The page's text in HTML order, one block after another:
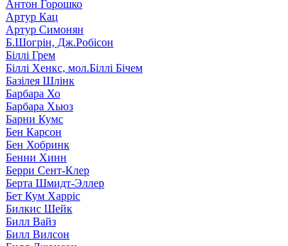
Антон Горошко
Артур Кац
Артур Симонян
Б.Шогрін, Дж.Робісон
Біллі Грем
Біллі Хенкс, мол.Біллі Бічем
Базілея Шлінк
Барбара Хо
Барбара Хьюз
Барни Кумс
Бен Карсон
Бен Хобринк
Бенни Хинн
Берри Сент-Клер
Берта Шмидт-Эллер
Бет Кум Харріс
Билкис Шейк
Билл Вайз
Билл Вилсон